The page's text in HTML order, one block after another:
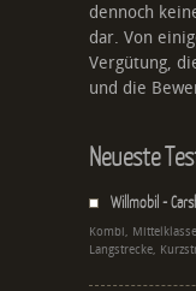
dennoch
dar. Von
Vergütung,
und die
Neueste
Willmobil -
Kombi,
Langstrecke,